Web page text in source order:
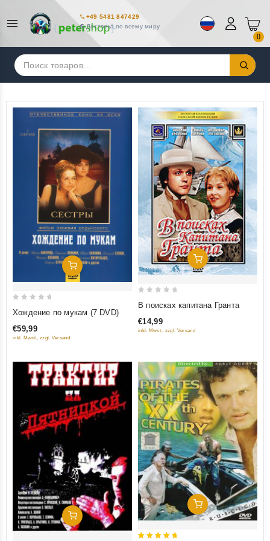
+49 5481 847429
Доставка по всему миру
0
Искать:
Добавить В Корзину
of
Хождение по мукам (7 DVD)
€59,99
inkl. Mwst., zzgl. Versand
Добавить В Корзину
of
В поисках капитана Гранта
€14,99
inkl. Mwst., zzgl. Versand
Добавить В Корзину
Добавить В Корзину